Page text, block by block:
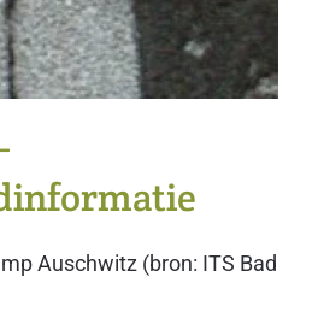
Auschwitz (bron: ITS Bad